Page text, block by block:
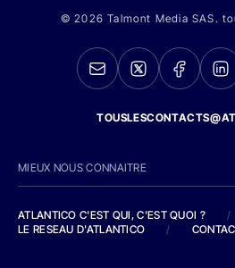
© 2026 Talmont Media SAS.
MIEUX NOUS CONNAITRE
ATLANTICO C'EST QUI, C'EST QUOI ?
/
LE RESEAU D'ATLANTICO
/